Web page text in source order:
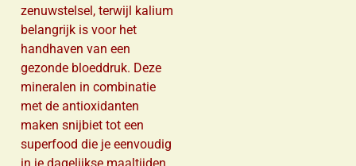
zenuwstelsel, terwijl kalium
belangrijk is voor het
handhaven van een
gezonde bloeddruk. Deze
mineralen in combinatie
met de antioxidanten
maken snijbiet tot een
superfood die je eenvoudig